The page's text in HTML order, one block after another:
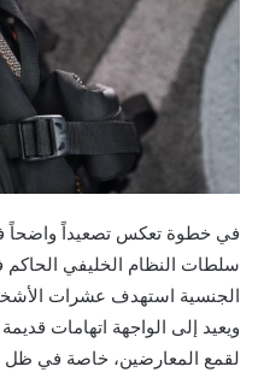
في خطوة تعكس تصعيداً واضحاً
سلطات النظام الخليفي
الجنسية استهدف عشرات
ويعيد إلى الواجهة اتهامات
لقمع المعارضين، خاصة في ظل